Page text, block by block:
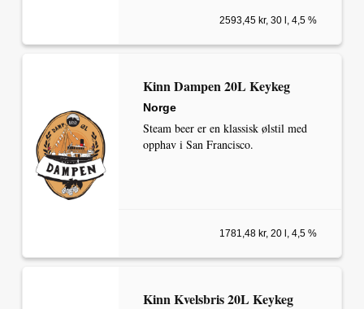
2593,45 kr, 30 l, 4,5 %
Kinn Dampen 20L Keykeg
Norge
Steam beer er en klassisk ølstil med
opphav i San Francisco.
1781,48 kr, 20 l, 4,5 %
Kinn Kvelsbris 20L Keykeg